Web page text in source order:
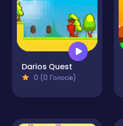
Darios Quest
0 (0 Голосів)